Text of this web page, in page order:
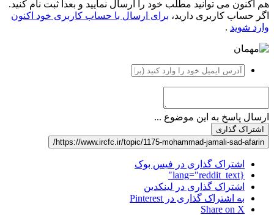
هم اکنون می توانید مطلب خود را ارسال نمایید و بعداً ثبت نام کنید.
اگر حساب کاربری دارید، برای ارسال با حساب کاربری خود اکنون
وارد شوید .
ارسال پاسخ به این موضوع ...
اشتراک گذاری
https://www.ircfc.ir/topic/1175-mohammad-jamali-sad-afarin/
اشتراک گذاری در فیس بوک
{lang="reddit_text"
اشتراک گذاری در لینکدین
به اشتراک گذاری در Pinterest
Share on X